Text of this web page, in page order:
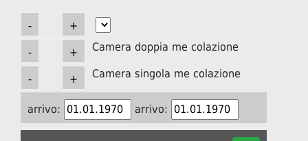
Camera doppia me colazione
Camera singola me colazione
arrivo: arrivo: